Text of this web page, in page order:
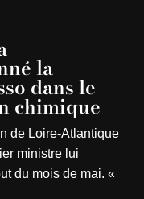
la
dans le
chimique
de Loire-Atlantique
ministre lui
du mois de mai. «